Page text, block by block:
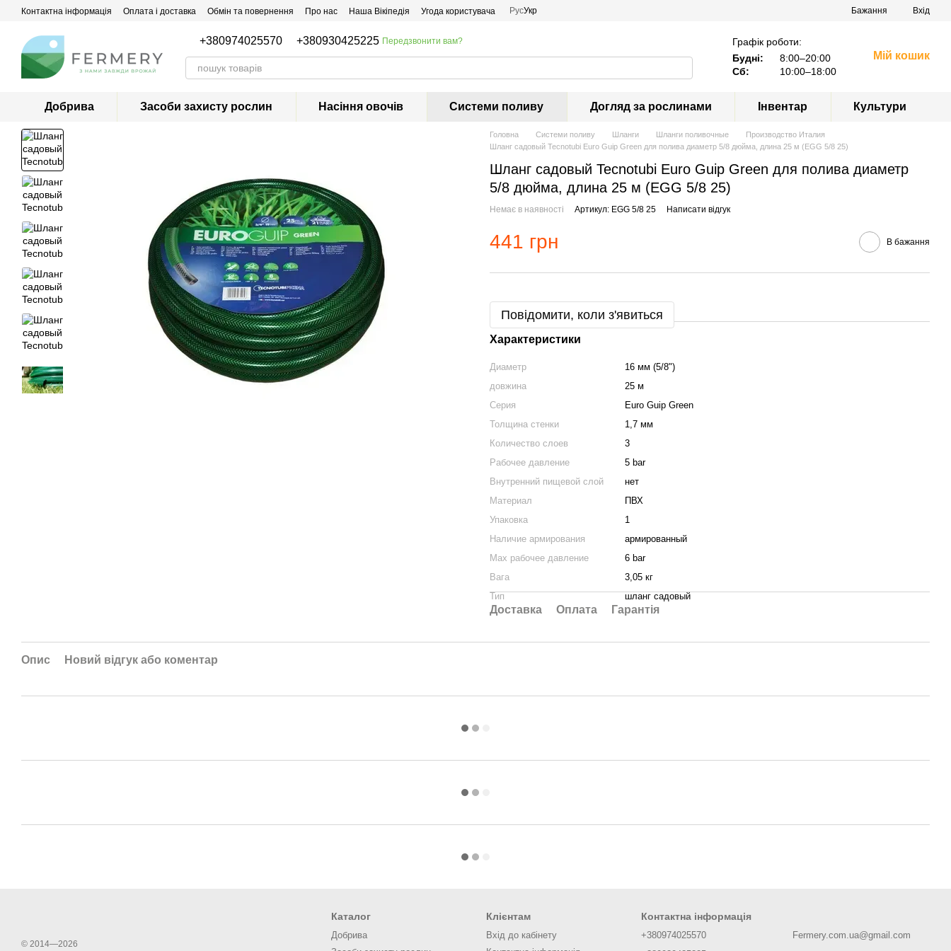
Перейти до основного контенту
Контактна інформація Оплата і доставка Обмін та повернення Про нас Наша Вікіпедія Угода користувача РусУкр Бажання Вхід
+380974025570 +380930425225 Передзвонити вам?
Графік роботи:
Будні:
8:00–20:00
Сб:
10:00–18:00
Мій кошик
Добрива Засоби захисту рослин Насіння овочів Системи поливу Догляд за рослинами Інвентар Культури
Головна Системи поливу Шланги Шланги поливочные
Производство Италия
Шланг садовый Tecnotubi Euro Guip Green для полива диаметр 5/8 дюйма, длина 25 м (EGG 5/8 25)
Шланг садовый Tecnotubi Euro Guip Green для полива диаметр
5/8 дюйма, длина 25 м (EGG 5/8 25)
Немає в наявності Артикул: EGG 5/8 25 Написати відгук
441 грн В бажання
Повідомити, коли з'явиться
Характеристики
Диаметр
16 мм (5/8")
довжина
25 м
Серия
Euro Guip Green
Толщина стенки
1,7 мм
Количество слоев
3
Рабочее давление
5 bar
Внутренний пищевой слой
нет
Материал
ПВХ
Упаковка
1
Наличие армирования
армированный
Max рабочее давление
6 bar
Вага
3,05 кг
Тип
шланг садовый
Доставка Оплата Гарантія
Опис Новий відгук або коментар
© 2014—2026
Каталог
Добрива
Клієнтам
Вхід до кабінету
Контактна інформація
+380974025570
Fermery.com.ua@gmail.com